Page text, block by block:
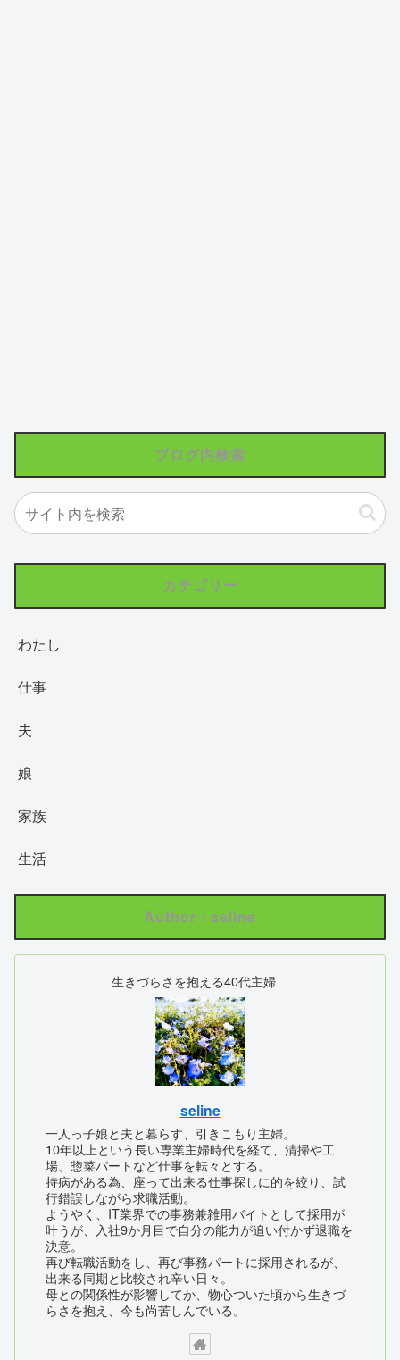
ブログ内検索
カテゴリー
わたし
仕事
夫
娘
家族
生活
Author : seline
生きづらさを抱える40代主婦
seline
一人っ子娘と夫と暮らす、引きこもり主婦。
10年以上という長い専業主婦時代を経て、清掃や工
場、惣菜パートなど仕事を転々とする。
持病がある為、座って出来る仕事探しに的を絞り、試
行錯誤しながら求職活動。
ようやく、IT業界での事務兼雑用バイトとして採用が
叶うが、入社9か月目で自分の能力が追い付かず退職を
決意。
再び転職活動をし、再び事務パートに採用されるが、
出来る同期と比較され辛い日々。
母との関係性が影響してか、物心ついた頃から生きづ
らさを抱え、今も尚苦しんでいる。